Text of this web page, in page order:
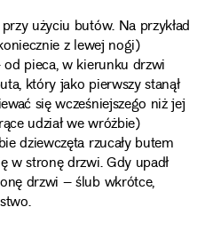
użyciu butów. Na przykład
z lewej nogi)
pieca, w kierunku drzwi
który jako pierwszy stanął
się wcześniejszego niż jej
udział we wróżbie)
dziewczęta rzucały butem
w stronę drzwi. Gdy upadł
drzwi – ślub wkrótce,